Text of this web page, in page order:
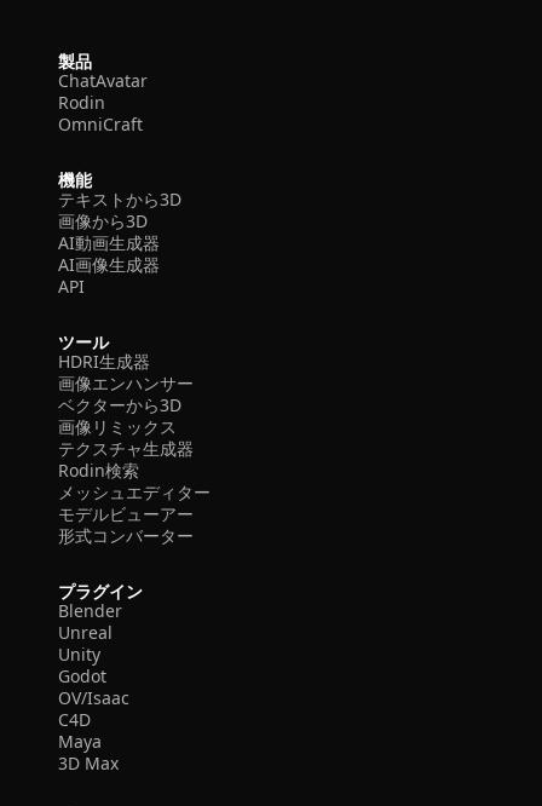
製品
ChatAvatar
Rodin
OmniCraft
機能
テキストから3D
画像から3D
AI動画生成器
AI画像生成器
API
ツール
HDRI生成器
画像エンハンサー
ベクターから3D
画像リミックス
テクスチャ生成器
Rodin検索
メッシュエディター
モデルビューアー
形式コンバーター
プラグイン
Blender
Unreal
Unity
Godot
OV/Isaac
C4D
Maya
3D Max